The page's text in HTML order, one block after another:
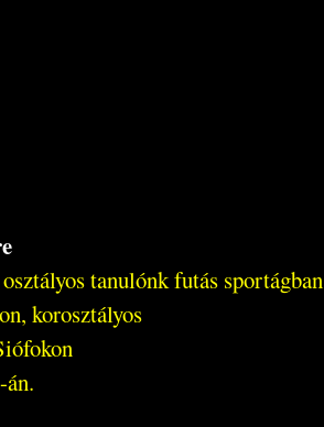
tanulónk futás sportágban
korosztályos
án.